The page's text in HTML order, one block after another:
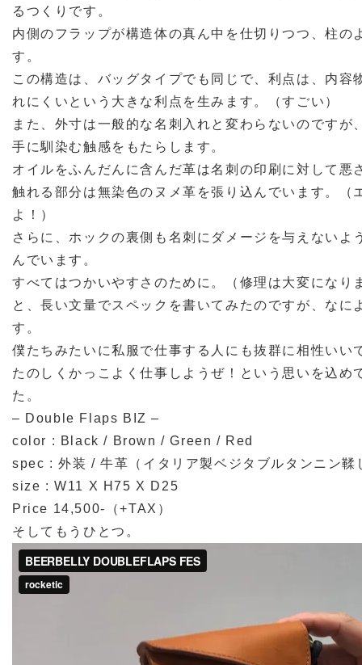
るつくりです。
内側のフラップが構造体の真ん中を仕切りつつ、柱の
す。
この構造は、バッグタイプでも同じで、利点は、内容
れにくいという大きな利点を生みます。（すごい）
また、外寸は一般的な名刺入れと変わらないのですが
手に馴染む触感をもたらします。
オイルをふんだんに含んだ革は名刺の印刷に対して悪
触れる部分は無染色のヌメ革を張り込んでいます。（
よ！）
さらに、ホックの裏側も名刺にダメージを与えないよ
んでいます。
すべてはつかいやすさのために。（修理は大変になり
と、長い文量でスペックを書いてみたのですが、なに
す。
僕たちみたいに私服で仕事する人にも抜群に相性いい
たのしくかっこよく仕事しようぜ！という思いを込め
た。
– Double Flaps BIZ –
color : Black / Brown / Green / Red
spec : 外装 / 牛革（イタリア製ベジタブルタンニン鞣
size : W11 X H75 X D25
Price 14,500-（+TAX）
そしてもうひとつ。